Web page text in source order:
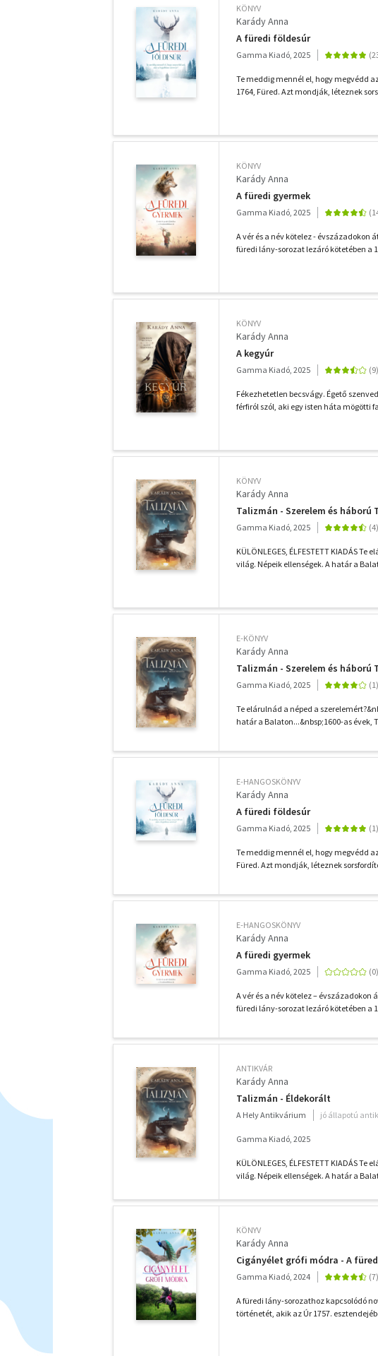
KÖNYV
Karády Anna
A füredi földesúr
Gamma Kiadó, 2025
Te meddig mennél el, hogy megvédd
1764, Füred. Azt mondják, léteznek
KÖNYV
Karády Anna
A füredi gyermek
Gamma Kiadó, 2025
A vér és a név kötelez - évszázadokon
füredi lány-sorozat lezáró kötetében a
KÖNYV
Karády Anna
A kegyúr
Gamma Kiadó, 2025
Fékezhetetlen becsvágy. Égető
férfiról szól, aki egy isten háta mögötti
KÖNYV
Karády Anna
Talizmán - Szerelem és
Gamma Kiadó, 2025
KÜLÖNLEGES, ÉLFESTETT KIADÁS
világ. Népeik ellenségek. A határ a
E-KÖNYV
Karády Anna
Talizmán - Szerelem és háború
Gamma Kiadó, 2025
Te elárulnád a néped a
határ a Balaton...&nbsp;1600-as évek,
E-HANGOSKÖNYV
Karády Anna
A füredi földesúr
Gamma Kiadó, 2025
Te meddig mennél el, hogy megvédd
Füred. Azt mondják, léteznek
E-HANGOSKÖNYV
Karády Anna
A füredi gyermek
Gamma Kiadó, 2025
A vér és a név kötelez –
füredi lány-sorozat lezáró kötetében a
ANTIKVÁR
Karády Anna
Talizmán - Éldekorált
A Hely Antikvárium jó állapotú
Gamma Kiadó, 2025
KÜLÖNLEGES, ÉLFESTETT KIADÁS
világ. Népeik ellenségek. A határ a
KÖNYV
Karády Anna
Cigányélet grófi módra - A
Gamma Kiadó, 2024
A füredi lány-sorozathoz kapcsolódó
történetét, akik az Úr 1757.